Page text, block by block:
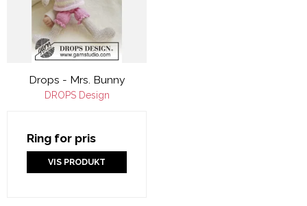
Drops - Mrs. Bunny
DROPS Design
Ring for pris
VIS PRODUKT